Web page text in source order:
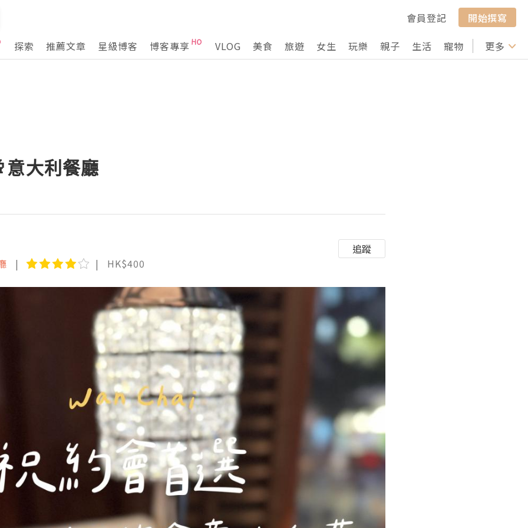
會員登記
開始撰寫
探索
推薦文章 星級博客 博客專享 VLOG 美食 旅遊 女生 玩樂 親子 生活 寵物 行山 打卡
更多
意大利餐廳
HK$400
追蹤